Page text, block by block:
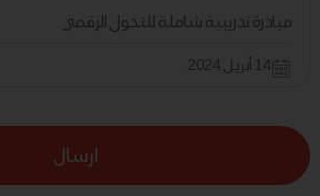
مبادرة تدريبية شاملة للتحول الرقمي
14 أبريل 2024
ارسال